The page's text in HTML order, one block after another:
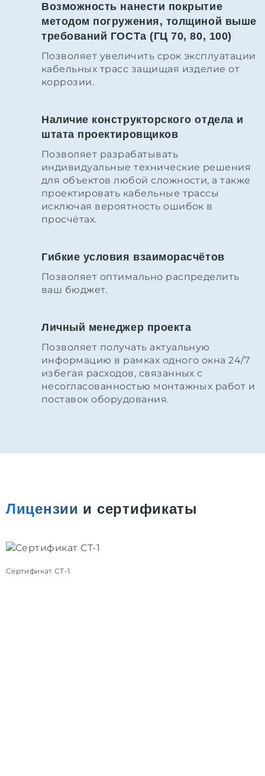
Возможность нанести покрытие
методом погружения, толщиной выше
требований ГОСТа (ГЦ 70, 80, 100)
Позволяет увеличить срок эксплуатации
кабельных трасс защищая изделие от
коррозии.
Наличие конструкторского отдела и
штата проектировщиков
Позволяет разрабатывать
индивидуальные технические решения
для объектов любой сложности, а также
проектировать кабельные трассы
исключая вероятность ошибок в
просчётах.
Гибкие условия взаиморасчётов
Позволяет оптимально распределить
ваш бюджет.
Личный менеджер проекта
Позволяет получать актуальную
информацию в рамках одного окна 24/7
избегая расходов, связанных с
несогласованностью монтажных работ и
поставок оборудования.
Лицензии и сертификаты
Сертификат СТ-1